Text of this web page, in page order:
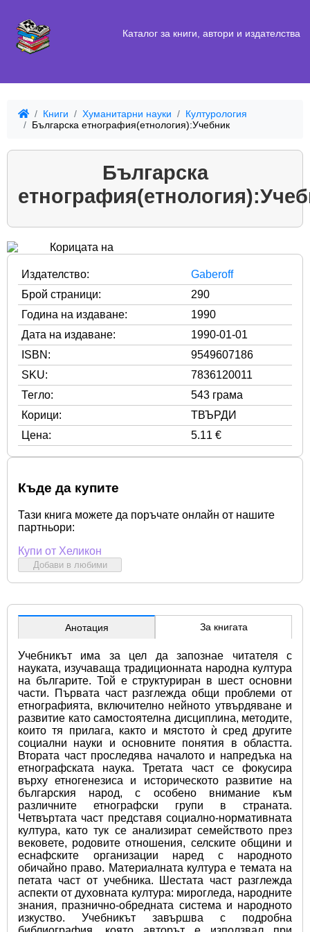
Каталог за книги, автори и издателства
Книги Хуманитарни науки
Културология
Българска етнография(етнология):Учебник
Българска
Издателство:
Gaberoff
Брой страници:
290
Година на издаване:
1990
Дата на издаване:
1990-01-01
ISBN:
9549607186
SKU:
7836120011
Тегло:
543 грама
Корици:
ТВЪРДИ
Цена:
5.11 €
Къде да купите
Тази книга можете да поръчате онлайн от нашите
партньори:
Купи от Хеликон
Добави в любими
Анотация За книгата
Учебникът има за цел да запознае читателя с
науката, изучаваща традиционната народна култура
на българите. Той е структуриран в шест основни
части. Първата част разглежда общи проблеми от
етнографията, включително нейното утвърдяване и
развитие като самостоятелна дисциплина, методите,
които тя прилага, както и мястото ѝ сред другите
социални науки и основните понятия в областта.
Втората част проследява началото и напредъка на
етнографската наука. Третата част се фокусира
върху етногенезиса и историческото развитие на
българския народ, с особено внимание към
различните етнографски групи в страната.
Четвъртата част представя социално-нормативната
култура, като тук се анализират семейството през
вековете, родовите отношения, селските общини и
еснафските организации наред с народното
обичайно право. Материалната култура е темата на
петата част от учебника. Шестата част разглежда
аспекти от духовната култура: мирогледа, народните
знания, празнично-обредната система и народното
изкуство. Учебникът завършва с подробна